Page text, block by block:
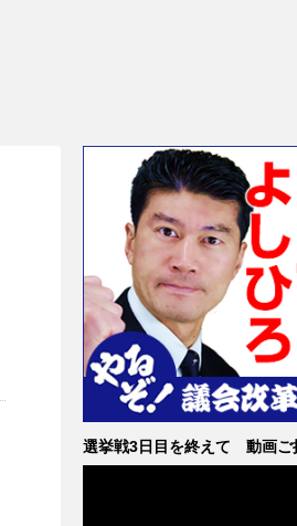
選挙戦3日目を終えて 動画ご